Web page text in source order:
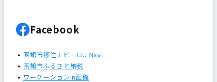
Facebook
函館市移住ナビーIJU Navi
函館市ふるさと納税
ワーケーションin函館